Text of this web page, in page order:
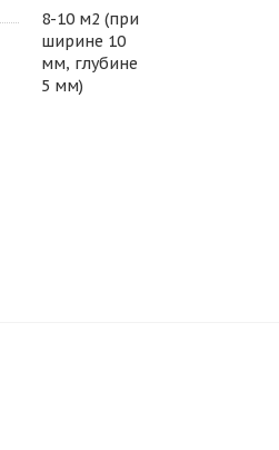
8-10 м2 (при
ширине 10
мм, глубине
5 мм)